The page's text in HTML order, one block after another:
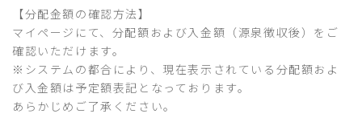
【分配金額の確認方法】
マイページにて、分配額および入金額（源泉徴収後）をご
確認いただけます。
※システムの都合により、現在表示されている分配額およ
び入金額は予定額表記となっております。
あらかじめご了承ください。